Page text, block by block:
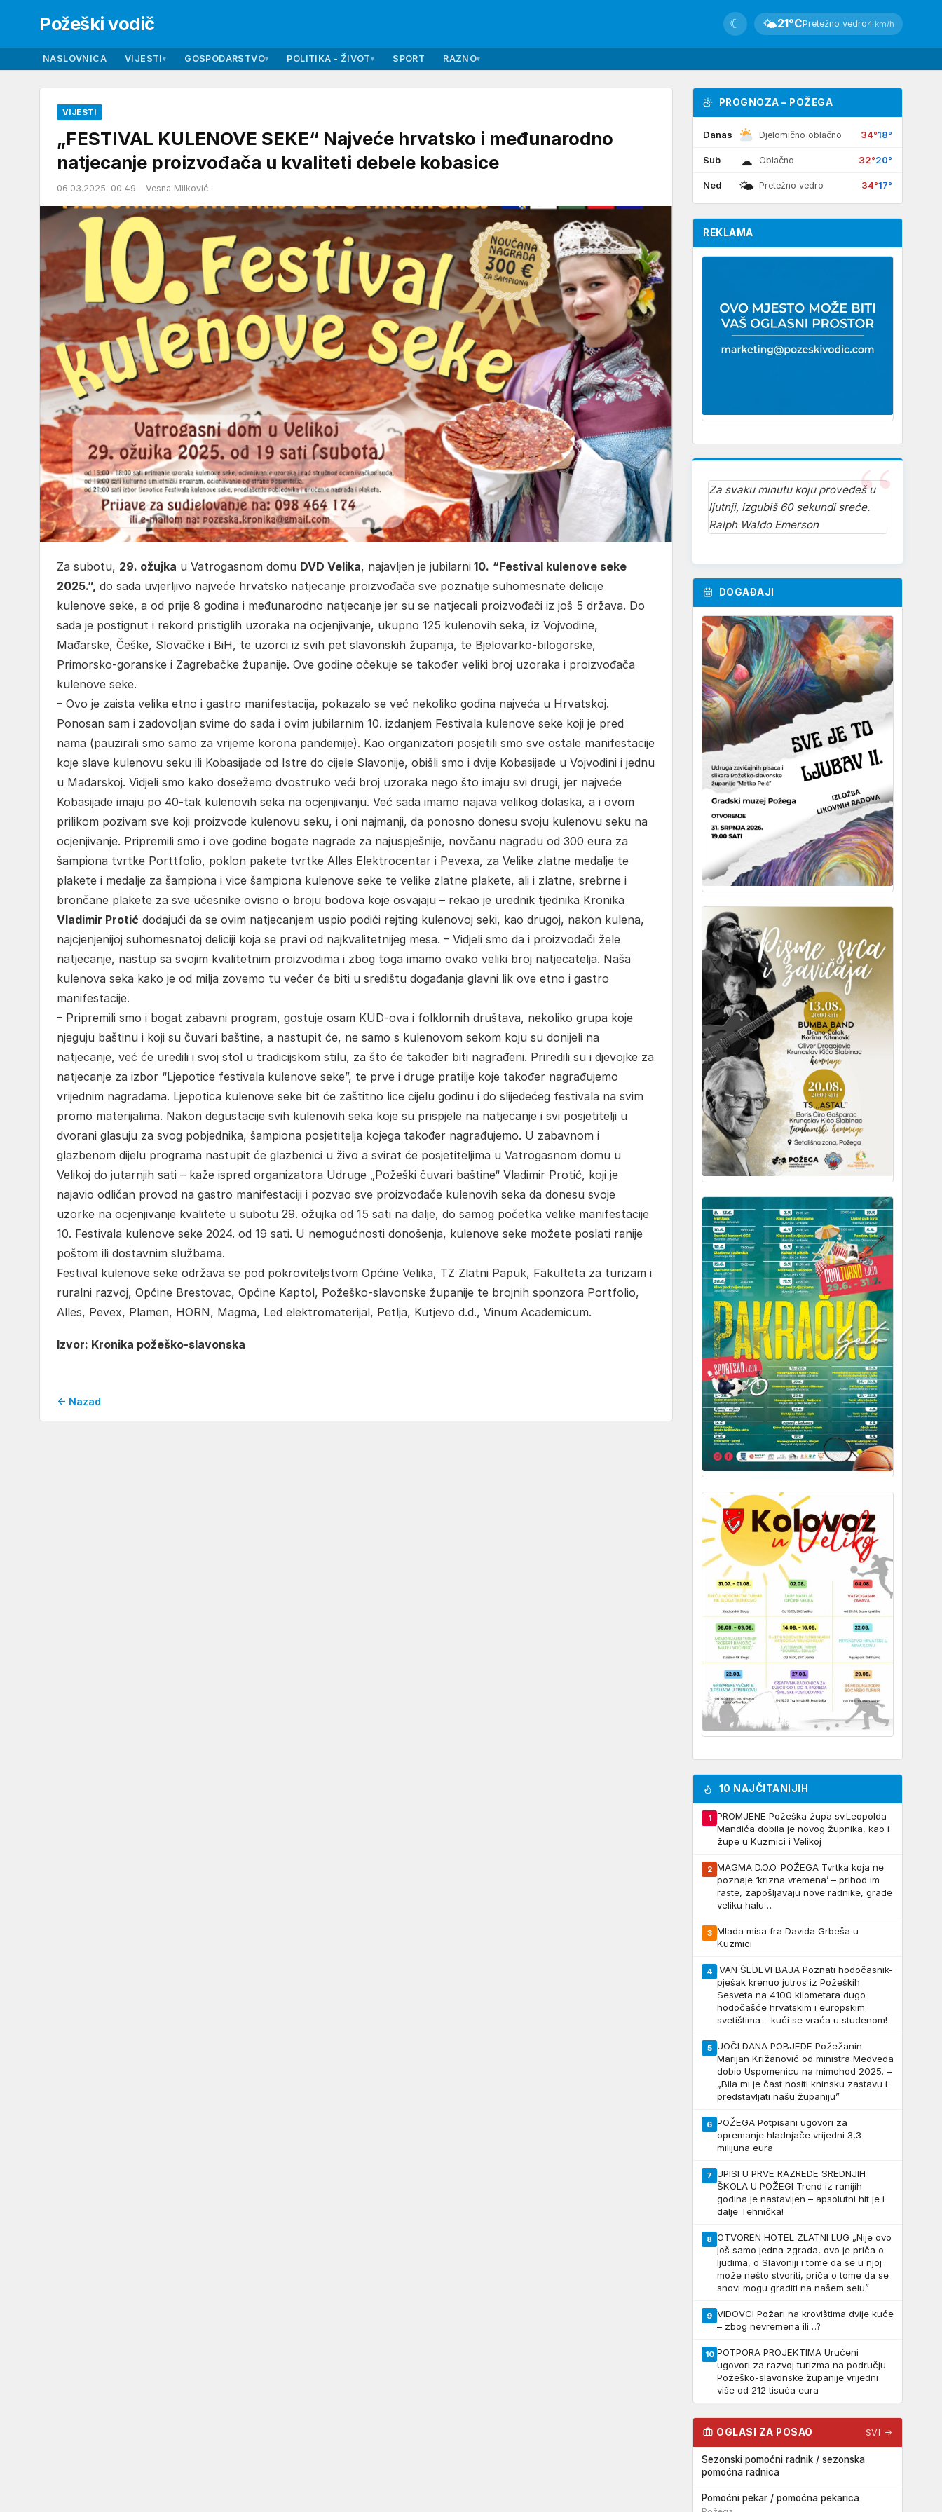
Požeški vodič 🌤21°CPretežno vedro4 km/h
☾
NASLOVNICA VIJESTI▾ GOSPODARSTVO▾ POLITIKA - ŽIVOT▾ SPORT RAZNO▾
VIJESTI
„FESTIVAL KULENOVE SEKE“ Najveće hrvatsko i međunarodno
natjecanje proizvođača u kvaliteti debele kobasice
06.03.2025. 00:49 Vesna Milković
Za subotu, 29. ožujka u Vatrogasnom domu DVD Velika, najavljen je jubilarni 10. “Festival kulenove seke
2025.”, do sada uvjerljivo najveće hrvatsko natjecanje proizvođača sve poznatije suhomesnate delicije
kulenove seke, a od prije 8 godina i međunarodno natjecanje jer su se natjecali proizvođači iz još 5 država. Do
sada je postignut i rekord pristiglih uzoraka na ocjenjivanje, ukupno 125 kulenovih seka, iz Vojvodine,
Mađarske, Češke, Slovačke i BiH, te uzorci iz svih pet slavonskih županija, te Bjelovarko-bilogorske,
Primorsko-goranske i Zagrebačke županije. Ove godine očekuje se također veliki broj uzoraka i proizvođača
kulenove seke.
– Ovo je zaista velika etno i gastro manifestacija, pokazalo se već nekoliko godina najveća u Hrvatskoj.
Ponosan sam i zadovoljan svime do sada i ovim jubilarnim 10. izdanjem Festivala kulenove seke koji je pred
nama (pauzirali smo samo za vrijeme korona pandemije). Kao organizatori posjetili smo sve ostale manifestacije
koje slave kulenovu seku ili Kobasijade od Istre do cijele Slavonije, obišli smo i dvije Kobasijade u Vojvodini i jednu
u Mađarskoj. Vidjeli smo kako dosežemo dvostruko veći broj uzoraka nego što imaju svi drugi, jer najveće
Kobasijade imaju po 40-tak kulenovih seka na ocjenjivanju. Već sada imamo najava velikog dolaska, a i ovom
prilikom pozivam sve koji proizvode kulenovu seku, i oni najmanji, da ponosno donesu svoju kulenovu seku na
ocjenjivanje. Pripremili smo i ove godine bogate nagrade za najuspješnije, novčanu nagradu od 300 eura za
šampiona tvrtke Porttfolio, poklon pakete tvrtke Alles Elektrocentar i Pevexa, za Velike zlatne medalje te
plakete i medalje za šampiona i vice šampiona kulenove seke te velike zlatne plakete, ali i zlatne, srebrne i
brončane plakete za sve učesnike ovisno o broju bodova koje osvajaju – rekao je urednik tjednika Kronika
Vladimir Protić dodajući da se ovim natjecanjem uspio podići rejting kulenovoj seki, kao drugoj, nakon kulena,
najcjenjenijoj suhomesnatoj deliciji koja se pravi od najkvalitetnijeg mesa. – Vidjeli smo da i proizvođači žele
natjecanje, nastup sa svojim kvalitetnim proizvodima i zbog toga imamo ovako veliki broj natjecatelja. Naša
kulenova seka kako je od milja zovemo tu večer će biti u središtu događanja glavni lik ove etno i gastro
manifestacije.
– Pripremili smo i bogat zabavni program, gostuje osam KUD-ova i folklornih društava, nekoliko grupa koje
njeguju baštinu i koji su čuvari baštine, a nastupit će, ne samo s kulenovom sekom koju su donijeli na
natjecanje, već će uredili i svoj stol u tradicijskom stilu, za što će također biti nagrađeni. Priredili su i djevojke za
natjecanje za izbor “Ljepotice festivala kulenove seke”, te prve i druge pratilje koje također nagrađujemo
vrijednim nagradama. Ljepotica kulenove seke bit će zaštitno lice cijelu godinu i do slijedećeg festivala na svim
promo materijalima. Nakon degustacije svih kulenovih seka koje su prispjele na natjecanje i svi posjetitelji u
dvorani glasuju za svog pobjednika, šampiona posjetitelja kojega također nagrađujemo. U zabavnom i
glazbenom dijelu programa nastupit će glazbenici u živo a svirat će posjetiteljima u Vatrogasnom domu u
Velikoj do jutarnjih sati – kaže ispred organizatora Udruge „Požeški čuvari baštine“ Vladimir Protić, koji je
najavio odličan provod na gastro manifestaciji i pozvao sve proizvođače kulenovih seka da donesu svoje
uzorke na ocjenjivanje kvalitete u subotu 29. ožujka od 15 sati na dalje, do samog početka velike manifestacije
10. Festivala kulenove seke 2024. od 19 sati. U nemogućnosti donošenja, kulenove seke možete poslati ranije
poštom ili dostavnim službama.
Festival kulenove seke održava se pod pokroviteljstvom Općine Velika, TZ Zlatni Papuk, Fakulteta za turizam i
ruralni razvoj, Općine Brestovac, Općine Kaptol, Požeško-slavonske županije te brojnih sponzora Portfolio,
Alles, Pevex, Plamen, HORN, Magma, Led elektromaterijal, Petlja, Kutjevo d.d., Vinum Academicum.
Izvor: Kronika požeško-slavonska
← Nazad
PROGNOZA – POŽEGA
Danas Djelomično oblačno 34°18°
Sub ☁ Oblačno 32°20°
Ned 🌤 Pretežno vedro 34°17°
REKLAMA
Za svaku minutu koju provedeš u
ljutnji, izgubiš 60 sekundi sreće.
Ralph Waldo Emerson
DOGAĐAJI
10 NAJČITANIJIH
1
PROMJENE Požeška župa sv.Leopolda
Mandića dobila je novog župnika, kao i
župe u Kuzmici i Velikoj
2 MAGMA D.O.O. POŽEGA Tvrtka koja ne
poznaje ‘krizna vremena’ – prihod im
raste, zapošljavaju nove radnike, grade
veliku halu…
3 Mlada misa fra Davida Grbeša u
Kuzmici
4 IVAN ŠEDEVI BAJA Poznati hodočasnik-
pješak krenuo jutros iz Požeških
Sesveta na 4100 kilometara dugo
hodočašće hrvatskim i europskim
svetištima – kući se vraća u studenom!
5 UOČI DANA POBJEDE Požežanin
Marijan Križanović od ministra Medveda
dobio Uspomenicu na mimohod 2025. –
„Bila mi je čast nositi kninsku zastavu i
predstavljati našu županiju”
6 POŽEGA Potpisani ugovori za
opremanje hladnjače vrijedni 3,3
milijuna eura
7 UPISI U PRVE RAZREDE SREDNJIH
ŠKOLA U POŽEGI Trend iz ranijih
godina je nastavljen – apsolutni hit je i
dalje Tehnička!
8 OTVOREN HOTEL ZLATNI LUG „Nije ovo
još samo jedna zgrada, ovo je priča o
ljudima, o Slavoniji i tome da se u njoj
može nešto stvoriti, priča o tome da se
snovi mogu graditi na našem selu”
9 VIDOVCI Požari na krovištima dvije kuće
– zbog nevremena ili…?
10 POTPORA PROJEKTIMA Uručeni
ugovori za razvoj turizma na području
Požeško-slavonske županije vrijedni
više od 212 tisuća eura
OGLASI ZA POSAO SVI →
Sezonski pomoćni radnik / sezonska
pomoćna radnica
Pomoćni pekar / pomoćna pekarica